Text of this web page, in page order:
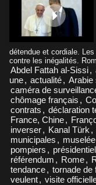
détendue et cordiale.
contre les inégalités.
Abdel Fattah al-Sissi,
une, actualité, Arabie
caméra de
chômage français ,
contrats , déclaration
France, Chine,
inverser, Kanal Türk ,
municipales , muselée
pompiers ,
référendum , Rome,
tendance, tornade de
veulent, visite